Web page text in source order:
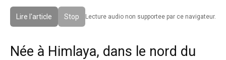
Lire l'article Stop Lecture audio non supportee par ce navigateur.
Née à Himlaya, dans le nord du